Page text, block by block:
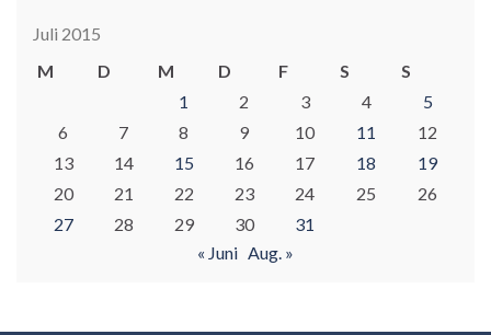
Juli 2015
M
D M D F S
S
1
2 3 4
5
6
7 8 9 10 11
12
13
14 15 16 17 18
19
20
21 22 23 24 25
26
27
28 29 30
31
« Juni Aug. »